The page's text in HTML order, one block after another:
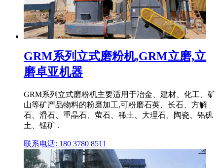
GRM系列立式磨粉机,GRM立磨,立
磨卓亚机器
GRM系列立式磨粉机主要适用于冶金、建材、化工、矿
山等矿产品物料的粉磨加工,可粉磨石英、长石、方解
石、滑石、重晶石、萤石、稀土、大理石、陶瓷、铝矾
土、锰矿 .
联系电话: 180 3780 8511